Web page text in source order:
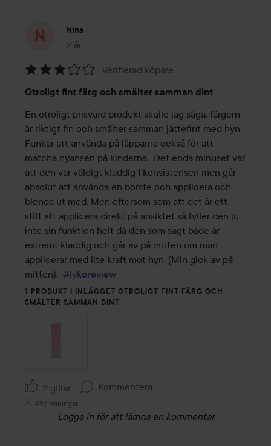
Nina
2 år
Inlägget skapades 2 år
3
av
5
Verifierad köpare
Otroligt fint färg och smälter samman dint
En otroligt prisvärd produkt skulle jag säga, färgern
är riktigt fin och smälter samman jättefint med hyn.
Funkar att använda på läpparna också för att
matcha nyansen på kinderna.  Det enda minuset var
att den var väldigt kladdig I konsistensen men går
absolut att använda en borste och applicera och
blenda ut med. Men eftersom som att det är ett
stift att applicera direkt på ansiktet så fyller den ju
inte sin funktion helt då den som sagt både är
extremt kladdig och går av på mitten om man
applicerar med lite kraft mot hyn. (Min gick av på
mitten). #lykoreview
1 PRODUKT I INLÄGGET OTROLIGT FINT FÄRG OCH
SMÄLTER SAMMAN DINT
2 gillar Kommentera
497 visningar
Logga in för att lämna en kommentar